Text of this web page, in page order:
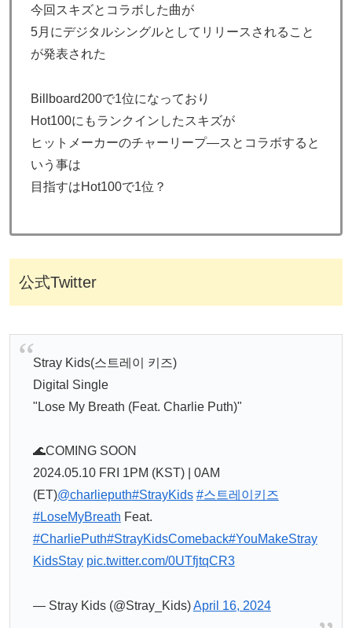
今回スキズとコラボした曲が
5月にデジタルシングルとしてリリースされること
が発表された
Billboard200で1位になっており
Hot100にもランクインしたスキズが
ヒットメーカーのチャーリープ―スとコラボすると
いう事は
目指すはHot100で1位？
公式Twitter
Stray Kids(스트레이 키즈)
Digital Single
"Lose My Breath (Feat. Charlie Puth)"
🌊COMING SOON
2024.05.10 FRI 1PM (KST) | 0AM
(ET)@charlieputh#StrayKids #스트레이키즈
#LoseMyBreath Feat.
#CharliePuth#StrayKidsComeback#YouMakeStray
KidsStay pic.twitter.com/0UTfjtqCR3
— Stray Kids (@Stray_Kids)April 16, 2024